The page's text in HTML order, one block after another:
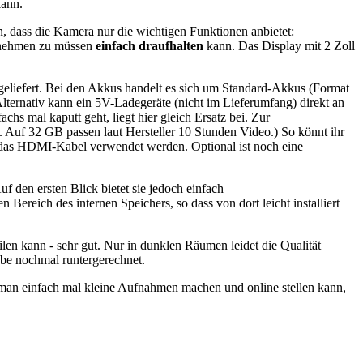
die Kamera nur die wichtigen Funktionen anbietet:
zu müssen einfach draufhalten kann. Das Display mit 2 Zoll
Bei den Akkus handelt es sich um Standard-Akkus (Format
kann ein 5V-Ladegeräte (nicht im Lieferumfang) direkt an
mal kaputt geht, liegt hier gleich Ersatz bei. Zur
32 GB passen laut Hersteller 10 Stunden Video.) So könnt ihr
HDMI-Kabel verwendet werden. Optional ist noch eine
den ersten Blick bietet sie jedoch einfach
des internen Speichers, so dass von dort leicht installiert
kann - sehr gut. Nur in dunklen Räumen leidet die Qualität
nochmal runtergerechnet.
einfach mal kleine Aufnahmen machen und online stellen kann,